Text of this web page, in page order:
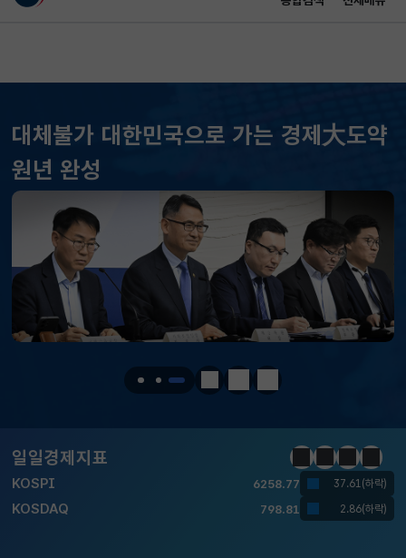
대체불가 대한민국으로 가는 경제大도약
원년 완성
정지 이전 다음
일일경제지표
KOSPI 6258.77 37.61(하락)
KOSDAQ 798.81 2.86(하락)
국고채(3년) 3.746 0.004(상승)
3.746
1410.6000 13.2000(하락)
정지이전다음일일경